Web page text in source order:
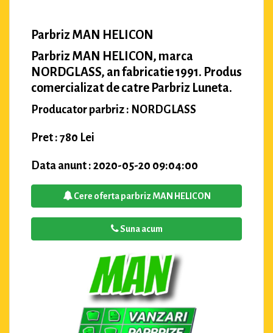
Parbriz MAN HELICON
Parbriz MAN HELICON, marca
NORDGLASS, an fabricatie 1991. Produs
comercializat de catre Parbriz Luneta.
Producator parbriz : NORDGLASS
Pret : 780 Lei
Data anunt : 2020-05-20 09:04:00
Cere oferta parbriz MAN HELICON
Suna acum